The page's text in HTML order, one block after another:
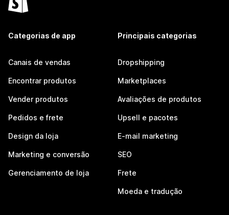
Categorias de app
Canais de vendas
Encontrar produtos
Vender produtos
Pedidos e frete
Design da loja
Marketing e conversão
Gerenciamento de loja
Principais categorias
Dropshipping
Marketplaces
Avaliações de produtos
Upsell e pacotes
E-mail marketing
SEO
Frete
Moeda e tradução